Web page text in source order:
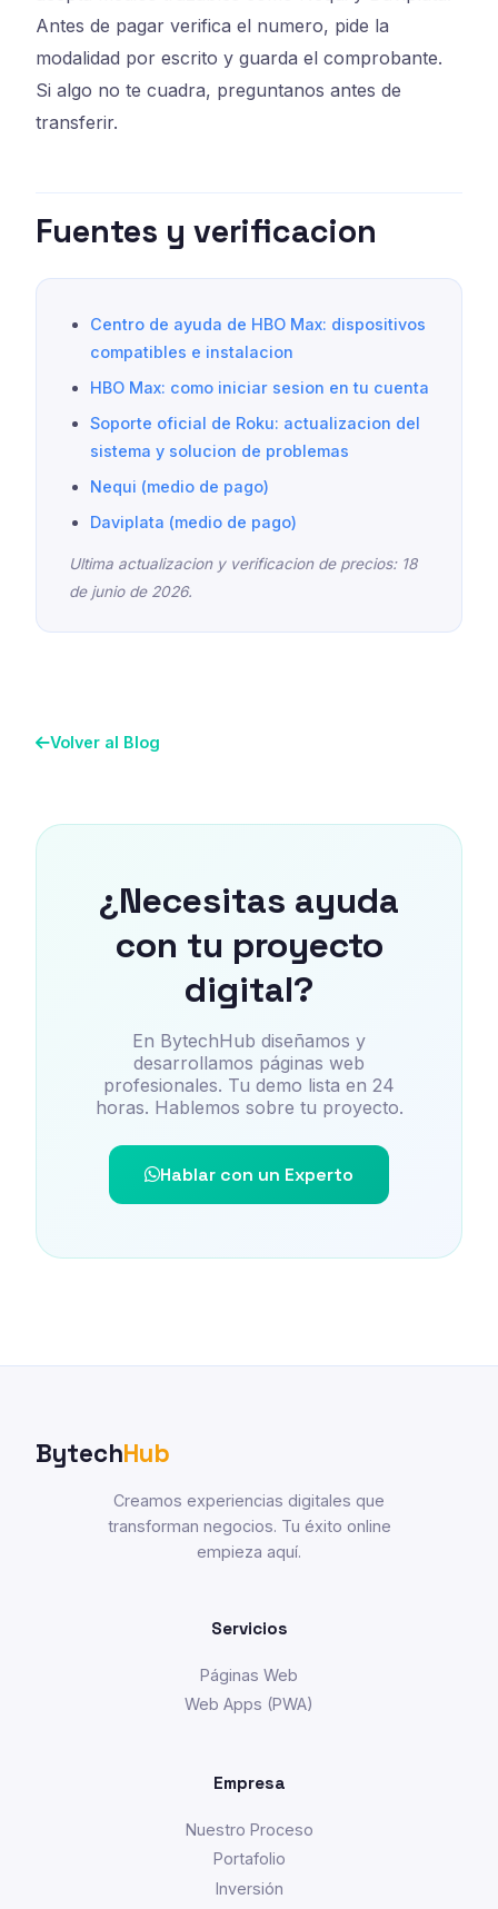
Antes de pagar verifica el numero, pide la
modalidad por escrito y guarda el comprobante.
Si algo no te cuadra, preguntanos antes de
transferir.
Fuentes y verificacion
Centro de ayuda de HBO Max: dispositivos
compatibles e instalacion
HBO Max: como iniciar sesion en tu cuenta
Soporte oficial de Roku: actualizacion del
sistema y solucion de problemas
Nequi (medio de pago)
Daviplata (medio de pago)
Ultima actualizacion y verificacion de precios: 18
de junio de 2026.
Volver al Blog
¿Necesitas ayuda
con tu proyecto
digital?
En BytechHub diseñamos y
desarrollamos páginas web
profesionales. Tu demo lista en 24
horas. Hablemos sobre tu proyecto.
Hablar con un Experto
BytechHub
Creamos experiencias digitales que
transforman negocios. Tu éxito online
empieza aquí.
Servicios
Páginas Web
Web Apps (PWA)
Empresa
Nuestro Proceso
Portafolio
Inversión